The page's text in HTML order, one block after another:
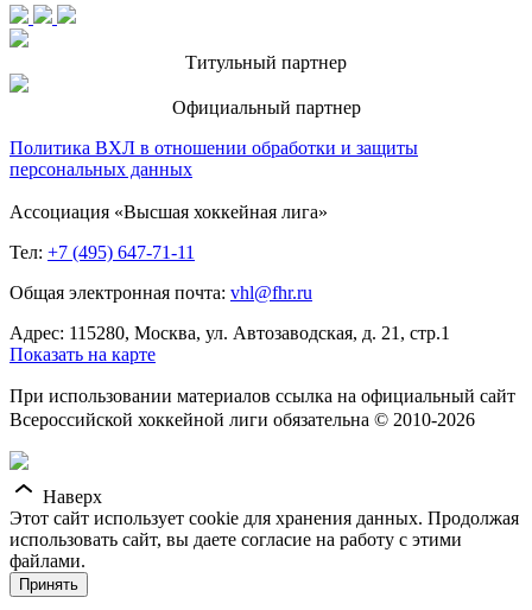
Титульный партнер
Официальный партнер
Политика ВХЛ в отношении обработки и защиты
персональных данных
Ассоциация «Высшая хоккейная лига»
Тел: +7 (495) 647-71-11
Общая электронная почта: vhl@fhr.ru
Адрес: 115280, Москва, ул. Автозаводская, д. 21, стр.1
Показать на карте
При использовании материалов ссылка на официальный сайт
Всероссийской хоккейной лиги обязательна © 2010-2026
Наверх
Этот сайт использует cookie для хранения данных. Продолжая
использовать сайт, вы даете согласие на работу с этими
файлами.
Принять